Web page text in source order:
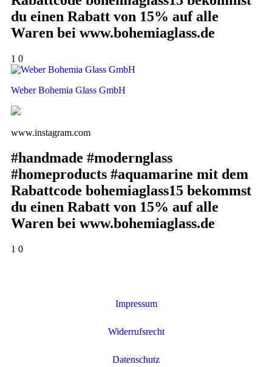
du einen Rabatt von 15% auf alle
Waren bei www.bohemiaglass.de
1 0
Weber Bohemia Glass GmbH
www.instagram.com
#handmade #modernglass
#homeproducts #aquamarine mit dem
Rabattcode bohemiaglass15 bekommst
du einen Rabatt von 15% auf alle
Waren bei www.bohemiaglass.de
1 0
Impressum
Widerrufsrecht
Datenschutz